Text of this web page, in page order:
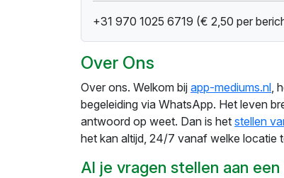
+31 970 1025 6719 (€ 2,50 per
Over Ons
Over ons. Welkom bij app-mediums.nl,
begeleiding via WhatsApp. Het leven
antwoord op weet. Dan is het stellen
het kan altijd, 24/7 vanaf welke locatie
Al je vragen stellen aan